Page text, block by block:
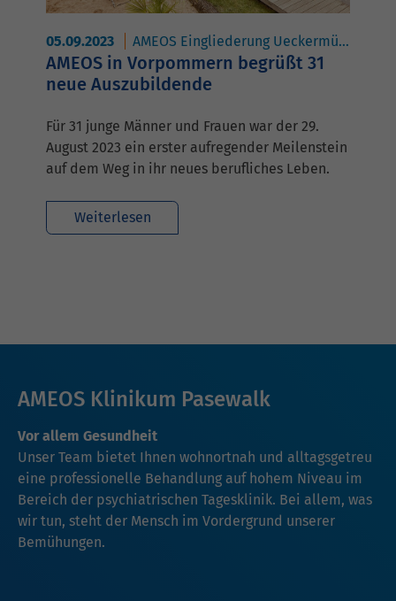
05.09.2023 AMEOS Eingliederung Ueckermünde
AMEOS in Vorpommern begrüßt 31
neue Auszubildende
Für 31 junge Männer und Frauen war der 29.
August 2023 ein erster aufregender Meilenstein
auf dem Weg in ihr neues berufliches Leben.
Weiterlesen
AMEOS Klinikum Pasewalk
Vor allem Gesundheit
Unser Team bietet Ihnen wohnortnah und alltagsgetreu
eine professionelle Behandlung auf hohem Niveau im
Bereich der psychiatrischen Tagesklinik. Bei allem, was
wir tun, steht der Mensch im Vordergrund unserer
Bemühungen.